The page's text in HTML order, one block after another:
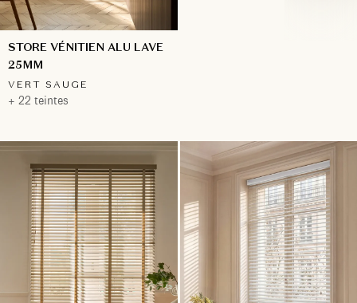
STORE VÉNITIEN ALU LAVE
25MM
VERT SAUGE
+ 22 teintes